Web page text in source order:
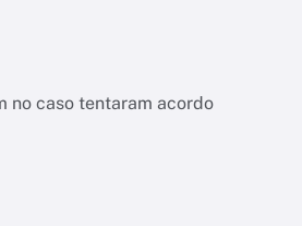
no caso tentaram acordo